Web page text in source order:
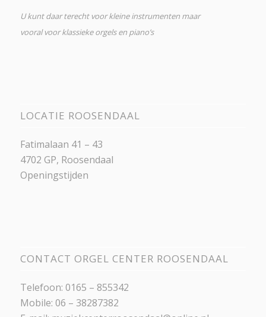
U kunt daar terecht voor kleine instrumenten maar
vooral voor klassieke orgels en piano’s
LOCATIE ROOSENDAAL
Fatimalaan 41 – 43
4702 GP, Roosendaal
Openingstijden
CONTACT ORGEL CENTER ROOSENDAAL
Telefoon: 0165 – 855342
Mobile: 06 – 38287382